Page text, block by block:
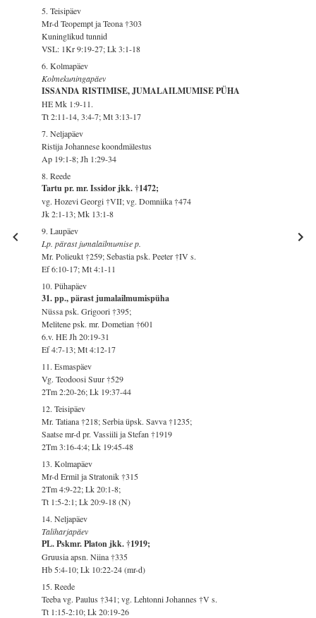
5. Teisipäev
Mr-d Teopempt ja Teona †303
Kuninglikud tunnid
VSL: 1Kr 9:19-27; Lk 3:1-18
6. Kolmapäev
Kolmekuningapäev
ISSANDA RISTIMISE, JUMALAILMUMISE PÜHA
HE Mk 1:9-11.
Tt 2:11-14, 3:4-7; Mt 3:13-17
7. Neljapäev
Ristija Johannese koondmälestus
Ap 19:1-8; Jh 1:29-34
8. Reede
Tartu pr. mr. Issidor jkk. †1472;
vg. Hozevi Georgi †VII; vg. Domniika †474
Jk 2:1-13; Mk 13:1-8
9. Laupäev
Lp. pärast jumalailmumise p.
Mr. Polieukt †259; Sebastia psk. Peeter †IV s.
Ef 6:10-17; Mt 4:1-11
10. Pühapäev
31. pp., pärast jumalailmumispüha
Nüssa psk. Grigoori †395;
Melitene psk. mr. Dometian †601
6.v. HE Jh 20:19-31
Ef 4:7-13; Mt 4:12-17
11. Esmaspäev
Vg. Teodoosi Suur †529
2Tm 2:20-26; Lk 19:37-44
12. Teisipäev
Mr. Tatiana †218; Serbia üpsk. Savva †1235;
Saatse mr-d pr. Vassiili ja Stefan †1919
2Tm 3:16-4:4; Lk 19:45-48
13. Kolmapäev
Mr-d Ermil ja Stratonik †315
2Tm 4:9-22; Lk 20:1-8;
Tt 1:5-2:1; Lk 20:9-18 (N)
14. Neljapäev
Taliharjapäev
PL. Pskmr. Platon jkk. †1919;
Gruusia apsn. Niina †335
Hb 5:4-10; Lk 10:22-24 (mr-d)
15. Reede
Teeba vg. Paulus †341; vg. Lehtonni Johannes †V s.
Tt 1:15-2:10; Lk 20:19-26